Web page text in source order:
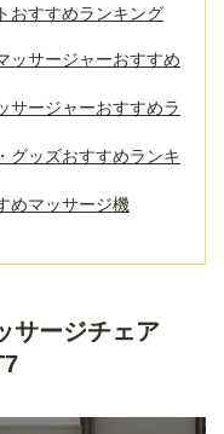
おすすめランキング
ッサージャーおすすめ
サージャーおすすめラ
グッズおすすめランキ
めマッサージ機
サージチェア